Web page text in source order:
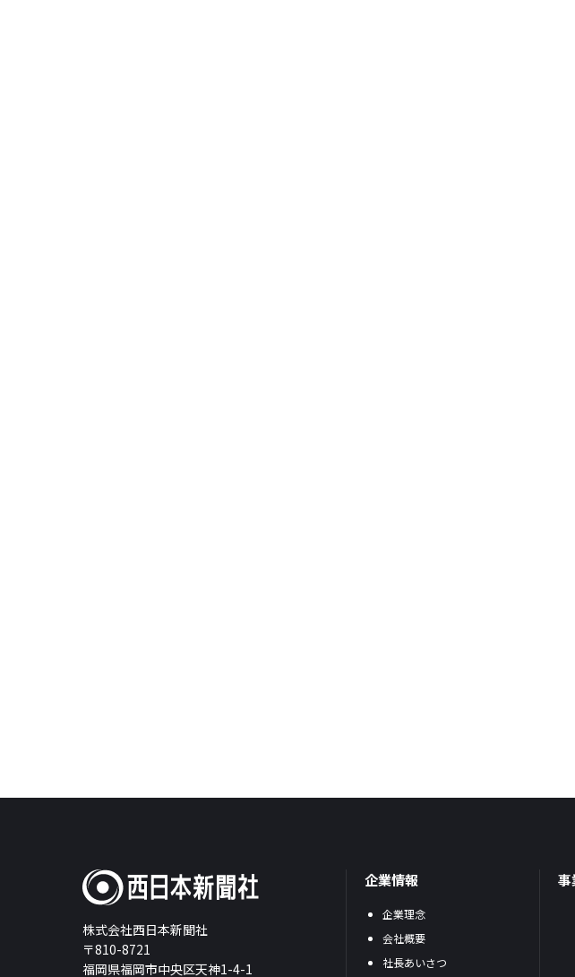
株式会社西日本新聞社
〒810-8721
福岡県福岡市中央区天神1-4-1
企業情報
企業理念
会社概要
社長あいさつ
事